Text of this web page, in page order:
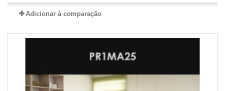
Adicionar à comparação